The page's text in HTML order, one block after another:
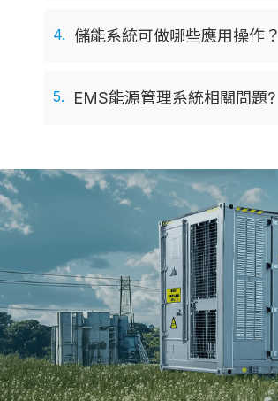
4. 儲能系統可做哪些應用操作？
5. EMS能源管理系統相關問題?